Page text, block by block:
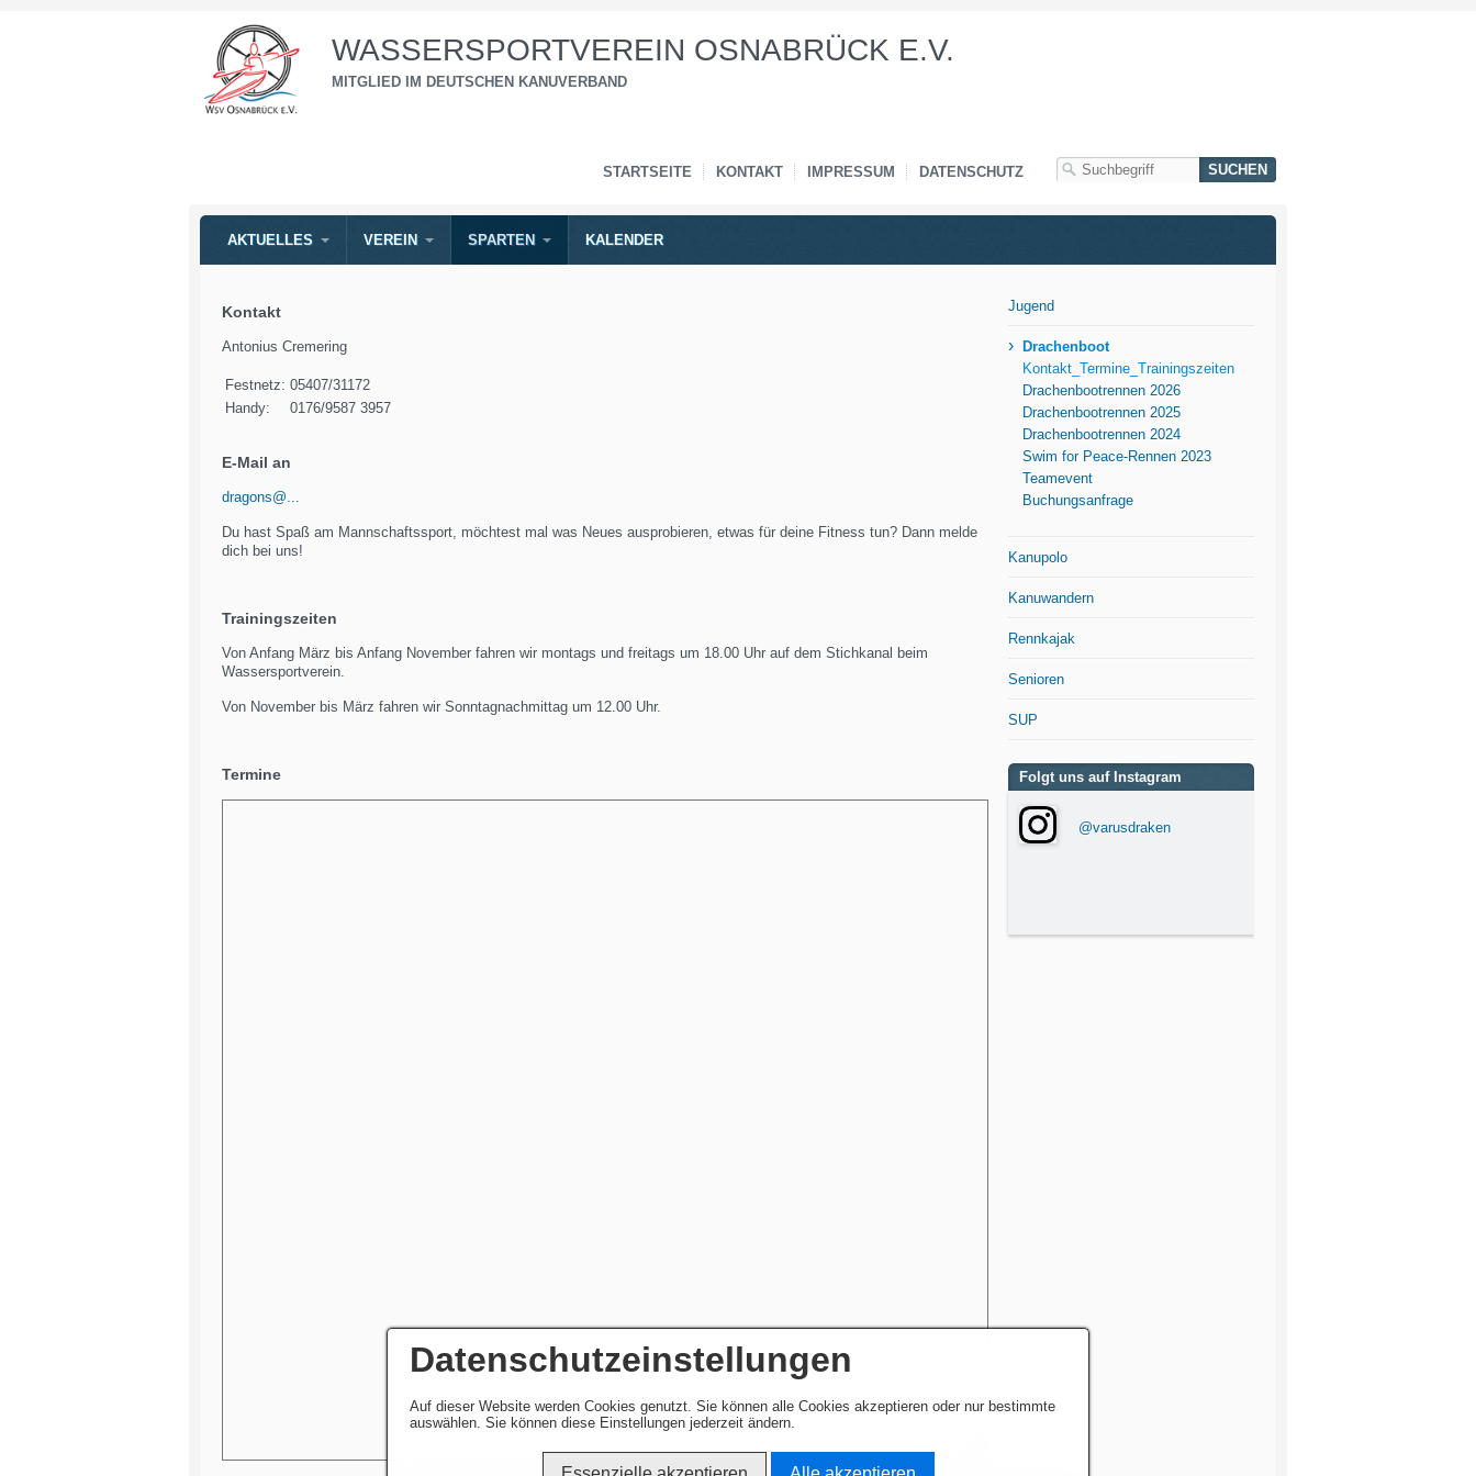
WASSERSPORTVEREIN OSNABRÜCK E.V.
MITGLIED IM DEUTSCHEN KANUVERBAND
STARTSEITE KONTAKT IMPRESSUM DATENSCHUTZ
AKTUELLES VEREIN SPARTEN KALENDER
Kontakt
Antonius Cremering
Festnetz: 05407/31172
Handy:
0176/9587 3957
E-Mail an
dragons@...
Du hast Spaß am Mannschaftssport, möchtest mal was Neues ausprobieren, etwas für deine Fitness tun? Dann melde
dich bei uns!
Trainingszeiten
Von Anfang März bis Anfang November fahren wir montags und freitags um 18.00 Uhr auf dem Stichkanal beim
Wassersportverein.
Von November bis März fahren wir Sonntagnachmittag um 12.00 Uhr.
Termine
Jugend
›
Drachenboot
Kontakt_Termine_Trainingszeiten
Drachenbootrennen 2026
Drachenbootrennen 2025
Drachenbootrennen 2024
Swim for Peace-Rennen 2023
Teamevent
Buchungsanfrage
Kanupolo
Kanuwandern
Rennkajak
Senioren
SUP
Folgt uns auf Instagram
@varusdraken
Datenschutzeinstellungen
Auf dieser Website werden Cookies genutzt. Sie können alle Cookies akzeptieren oder nur bestimmte
auswählen. Sie können diese Einstellungen jederzeit ändern.